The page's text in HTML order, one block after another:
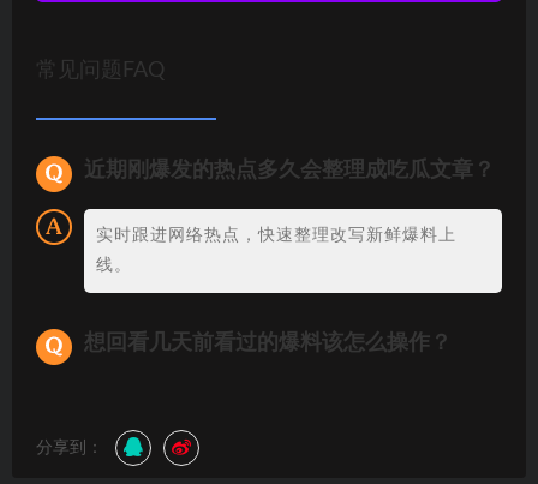
常见问题FAQ
近期刚爆发的热点多久会整理成吃瓜文章？
实时跟进网络热点，快速整理改写新鲜爆料上
线。
想回看几天前看过的爆料该怎么操作？
分享到：